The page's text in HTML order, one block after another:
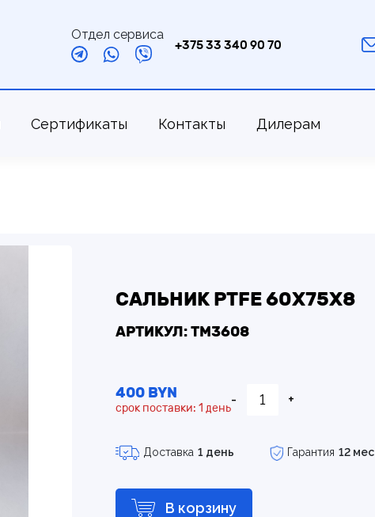
Отдел сервиса
+375 33 340 90 70
Сертификаты Контакты Дилерам
САЛЬНИК PTFE 60Х75Х8
АРТИКУЛ: TM3608
400 BYN
срок поставки: 1 день
- +
Доставка 1 день Гарантия 12 мес
В корзину